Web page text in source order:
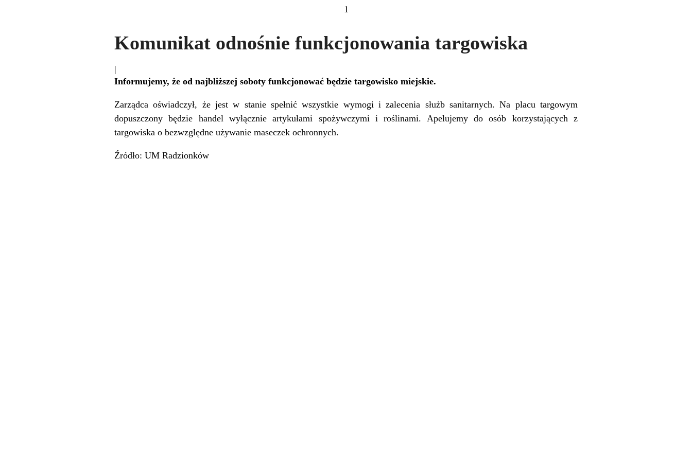
1
Komunikat odnośnie funkcjonowania targowiska
|
Informujemy, że od najbliższej soboty funkcjonować będzie targowisko miejskie.
Zarządca oświadczył, że jest w stanie spełnić wszystkie wymogi i zalecenia służb sanitarnych. Na placu targowym
dopuszczony będzie handel wyłącznie artykułami spożywczymi i roślinami. Apelujemy do osób korzystających z
targowiska o bezwzględne używanie maseczek ochronnych.
Źródło: UM Radzionków